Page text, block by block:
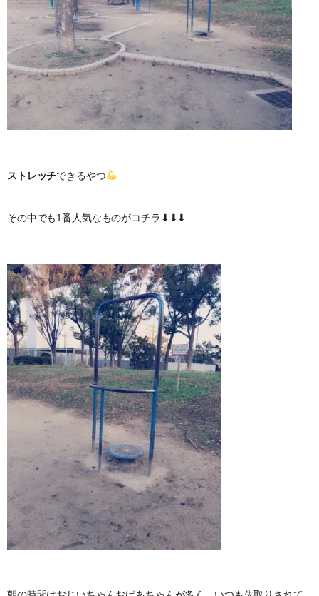
ストレッチできるやつ
その中でも1番人気なものがコチラ⬇︎⬇︎⬇︎